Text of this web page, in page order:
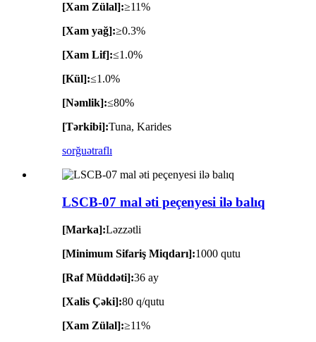
[Xam Zülal]:≥11%
[Xam yağ]:≥0.3%
[Xam Lif]:≤1.0%
[Kül]:≤1.0%
[Nəmlik]:≤80%
[Tərkibi]:Tuna, Karides
sorğuətraflı
LSCB-07 mal əti peçenyesi ilə balıq
[Marka]:Ləzzətli
[Minimum Sifariş Miqdarı]:1000 qutu
[Raf Müddəti]:36 ay
[Xalis Çəki]:80 q/qutu
[Xam Zülal]:≥11%